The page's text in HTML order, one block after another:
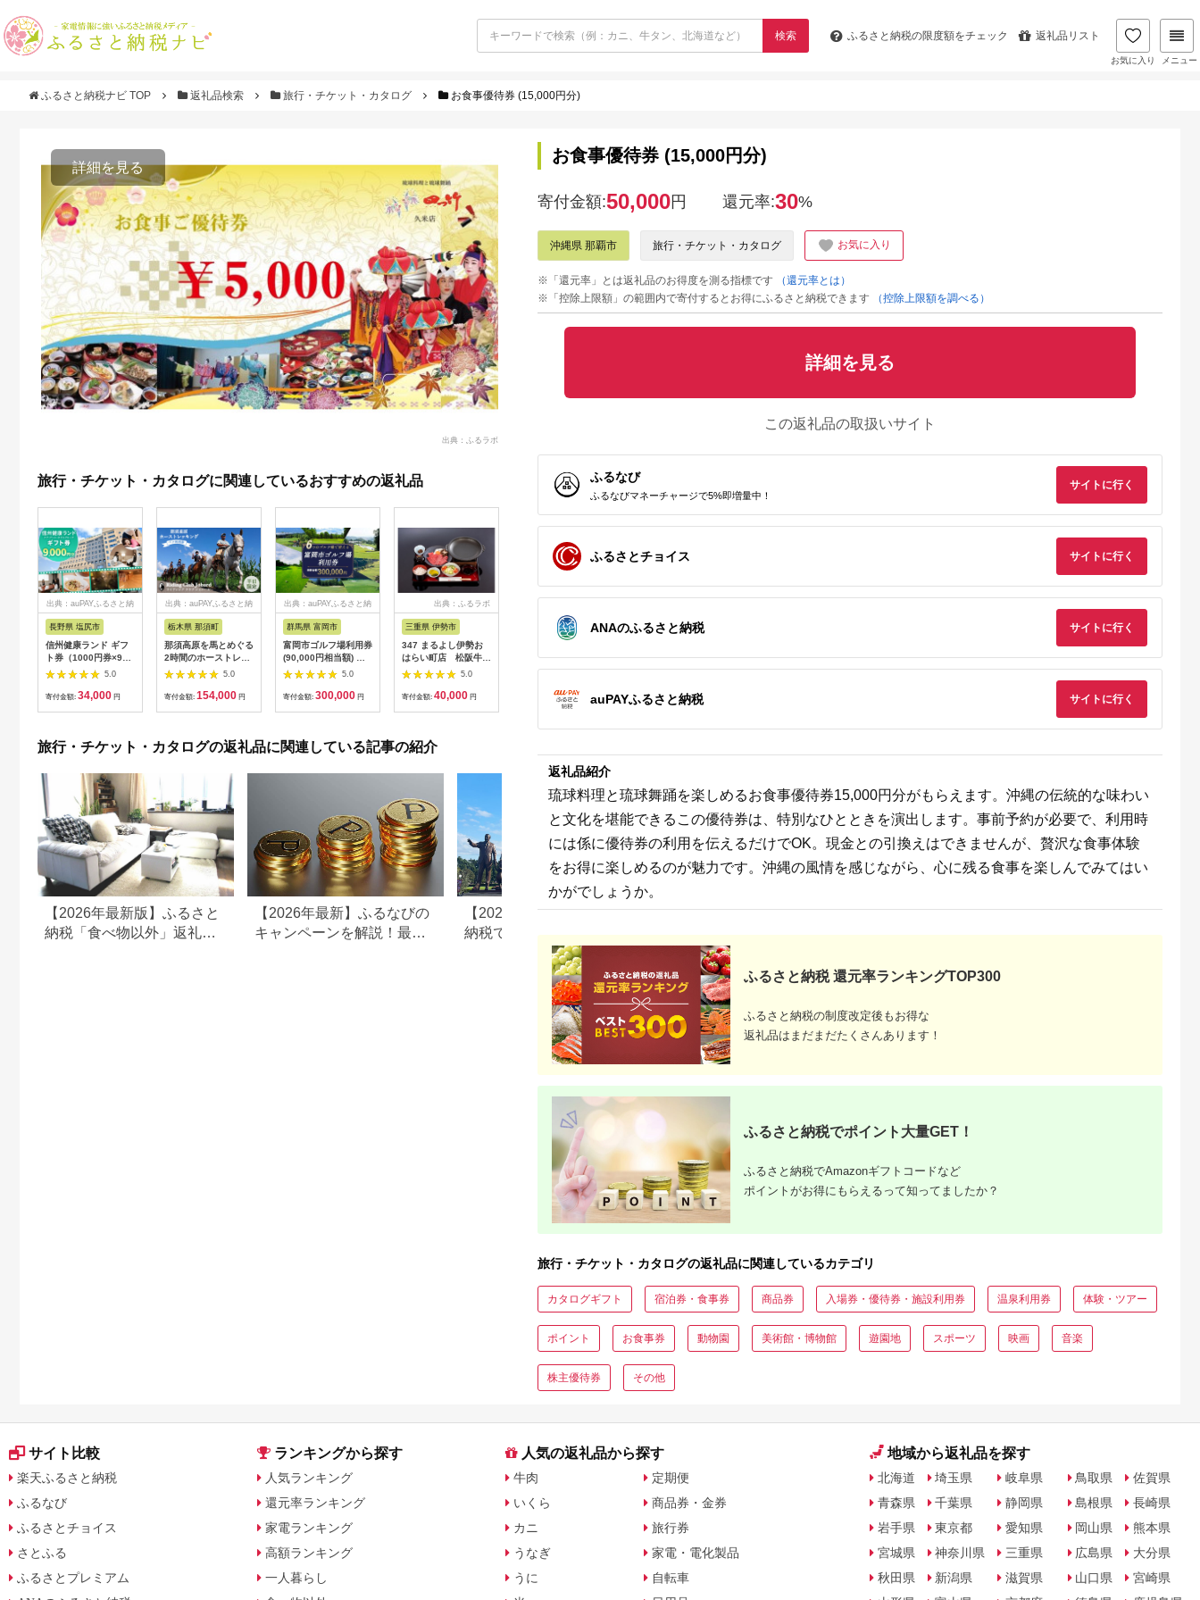
検索 ふるさと納税の限度額をチェック 返礼品リスト
お気に入り メニュー
ふるさと納税ナビ TOP 返礼品検索 旅行・チケット・カタログ お食事優待券 (15,000円分)
詳細を見る
出典：ふるラボ
旅行・チケット・カタログに関連しているおすすめの返礼品
出典：auPAYふるさと納
長野県 塩尻市
信州健康ランド ギフ
ト券（1000円券×9
枚） | 信州健康ランド
サウナ 大浴場 ボディ
ケア リラクゼーショ
5.0
寄付金額: 34,000 円
出典：auPAYふるさと納
栃木県 那須町
那須高原を馬とめぐる
2時間のホーストレッ
キング 外乗ペア利用
券【平日限定】チケッ
ト 利用券 ペア 体験
5.0
寄付金額: 154,000 円
出典：auPAYふるさと納
群馬県 富岡市
富岡市ゴルフ場利用券
(90,000円相当額) ゴ
ルフ チケット 平日 土
日 祝日 プレー券 関東
群馬県 首都圏 F20E-
5.0
寄付金額: 300,000 円
出典：ふるラボ
三重県 伊勢市
347 まるよし伊勢お
はらい町店 松阪牛焼
肉御膳(150g) ペアお
5.0
寄付金額: 40,000 円
広島県 安芸高田市
フ 八千代カントリー
クラブ 利用券 10,000
枚） 広島 安芸高田市
36,500 円
茨城県 阿見町
カリ備食ライスセット
(100g×８袋）【5年保
備蓄用 緊急時 備え 米
食品 食糧 食料 長期保
登山 便利】
寄付金額:12,000
ルニューオータニ(東
京)ビューアンドダイ
ルメ 高級 人気 おすす
冊（6枚つづり） ／
SPAキセラ川西 温泉
屋久島プライベート＆
カスタマイズツアー
円
兵庫県 豊岡市
豊岡市旅行クーポン
3,000円分 3年間有効
城崎温泉 出石 竹野
鍋 など 宿泊施設 飲
店 観光施設 250施設
以上で使える旅行券
「豊岡旅幸券」 旅行
宿泊 旅 トラベルの
寄付金額:
旅行・チケット・カタログの返礼品に関連している記事の紹介
【2026年最新版】ふるさと
納税「食べ物以外」返礼品
【2026年最新】ふるなびの
キャンペーンを解説！最大
【2026年最新版】ふるさと
納税でディズニー返礼品は
もらえる？ホテル・チケッ
ト・公式グッズを徹底解説
ふるさと納税、年収いくら
で30万円寄付できる？おす
すめ返礼品も紹介
お食事優待券 (15,000円分)
寄付金額:50,000円 還元率:30%
沖縄県 那覇市 旅行・チケット・カタログ お気に入り
※「還元率」とは返礼品のお得度を測る指標です
（還元率とは）
※「控除上限額」の範囲内で寄付するとお得にふるさと納税できます
（控除上限額を調べる）
詳細を見る
この返礼品の取扱いサイト
ふるなび
ふるなびマネーチャージで5%即増量中！
サイトに行く
ふるさとチョイス サイトに行く
ANAのふるさと納税 サイトに行く
auPAYふるさと納税 サイトに行く
返礼品紹介
琉球料理と琉球舞踊を楽しめるお食事優待券15,000円分がもらえます。沖縄の伝統的な味わい
と文化を堪能できるこの優待券は、特別なひとときを演出します。事前予約が必要で、利用時
には係に優待券の利用を伝えるだけでOK。現金との引換えはできませんが、贅沢な食事体験
をお得に楽しめるのが魅力です。沖縄の風情を感じながら、心に残る食事を楽しんでみてはい
かがでしょうか。
ふるさと納税 還元率ランキングTOP300
ふるさと納税の制度改定後もお得な
返礼品はまだまだたくさんあります！
ふるさと納税でポイント大量GET！
ふるさと納税でAmazonギフトコードなど
ポイントがお得にもらえるって知ってましたか？
旅行・チケット・カタログの返礼品に関連しているカテゴリ
カタログギフト 宿泊券・食事券 商品券 入場券・優待券・施設利用券 温泉利用券 体験・ツアー
ポイント お食事券 動物園 美術館・博物館 遊園地 スポーツ 映画 音楽
株主優待券 その他
サイト比較
楽天ふるさと納税
ふるなび
ふるさとチョイス
さとふる
ふるさとプレミアム
ランキングから探す
人気ランキング
還元率ランキング
家電ランキング
高額ランキング
一人暮らし
人気の返礼品から探す
牛肉
いくら
カニ
うなぎ
うに
定期便
商品券・金券
旅行券
家電・電化製品
自転車
地域から返礼品を探す
北海道
青森県
岩手県
宮城県
秋田県
埼玉県
千葉県
東京都
神奈川県
新潟県
岐阜県
静岡県
愛知県
三重県
滋賀県
鳥取県
島根県
岡山県
広島県
山口県
佐賀県
長崎県
熊本県
大分県
宮崎県